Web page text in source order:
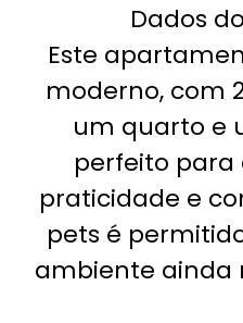
Dados
Este
moderno, com
um quarto e
perfeito para
praticidade e
pets é
ambiente ainda